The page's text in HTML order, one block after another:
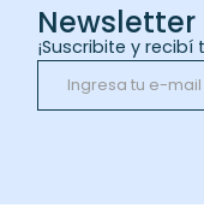
Newsletter
¡Suscribite y